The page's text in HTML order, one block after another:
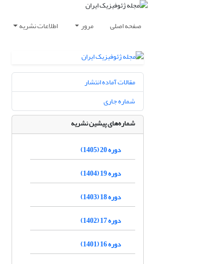
صفحه اصلی مرور اطلاعات نشریه
مقالات آماده انتشار
شماره جاری
شماره‌های پیشین نشریه
دوره 20 (1405)
دوره 19 (1404)
دوره 18 (1403)
دوره 17 (1402)
دوره 16 (1401)